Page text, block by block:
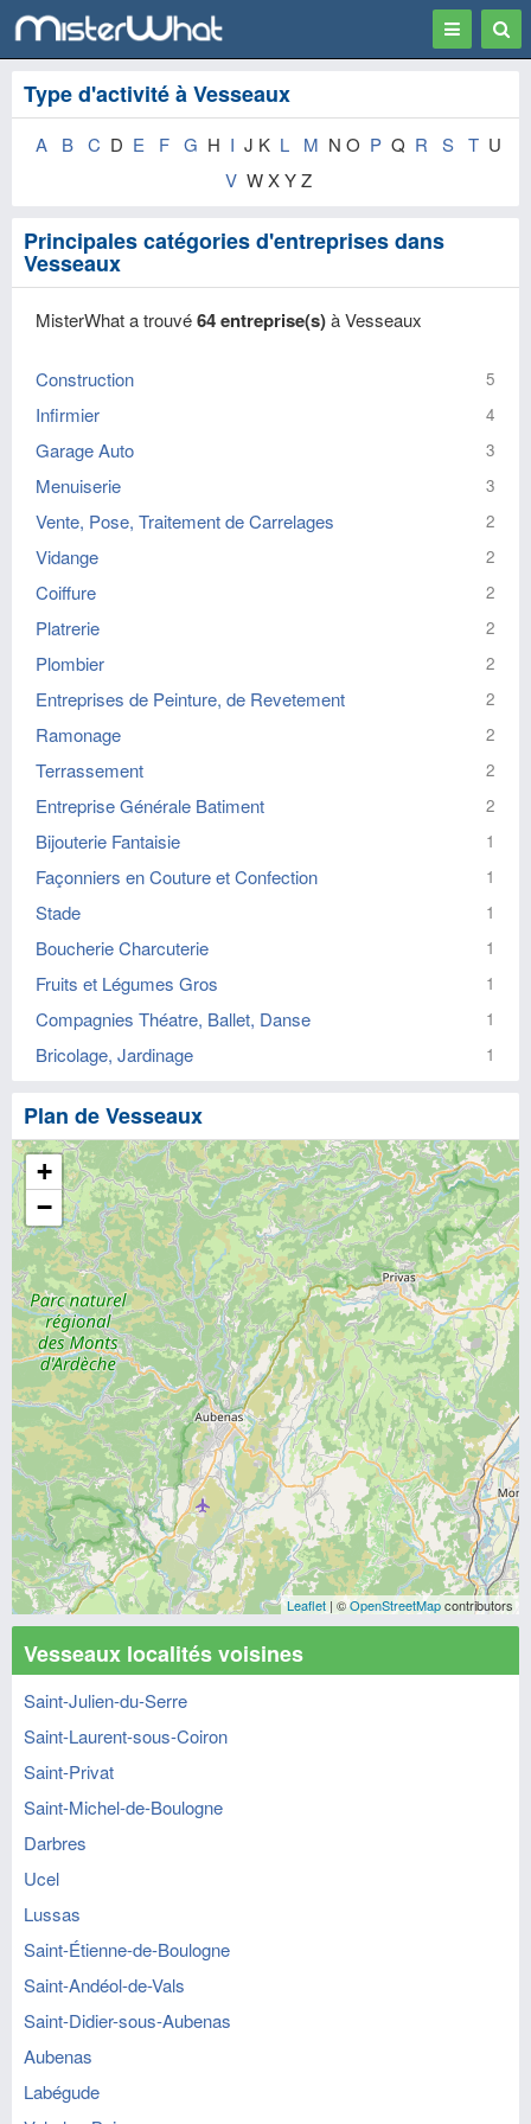
Toggle
Type d'activité à Vesseaux
A B C D E F G H I J K L M N O P Q R S T U
V W X Y Z
Principales catégories d'entreprises dans
Vesseaux
MisterWhat a trouvé64 entreprise(s)à Vesseaux
Construction 5
Infirmier 4
Garage Auto 3
Menuiserie 3
Vente, Pose, Traitement de Carrelages 2
Vidange 2
Coiffure 2
Platrerie 2
Plombier 2
Entreprises de Peinture, de Revetement 2
Ramonage 2
Terrassement 2
Entreprise Générale Batiment 2
Bijouterie Fantaisie 1
Façonniers en Couture et Confection 1
Stade 1
Boucherie Charcuterie 1
Fruits et Légumes Gros 1
Compagnies Théatre, Ballet, Danse 1
Bricolage, Jardinage 1
Plan de Vesseaux
+
−
Leaflet | ©OpenStreetMapcontributors
Vesseaux localités voisines
Saint-Julien-du-Serre
Saint-Laurent-sous-Coiron
Saint-Privat
Saint-Michel-de-Boulogne
Darbres
Ucel
Lussas
Saint-Étienne-de-Boulogne
Saint-Andéol-de-Vals
Saint-Didier-sous-Aubenas
Aubenas
Labégude